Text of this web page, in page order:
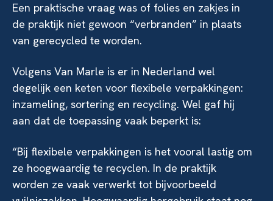
Een praktische vraag was of folies en zakjes in
de praktijk niet gewoon “verbranden” in plaats
van gerecycled te worden.
Volgens Van Marle is er in Nederland wel
degelijk een keten voor flexibele verpakkingen:
inzameling, sortering en recycling. Wel gaf hij
aan dat de toepassing vaak beperkt is:
“Bij flexibele verpakkingen is het vooral lastig om
ze hoogwaardig te recyclen. In de praktijk
worden ze vaak verwerkt tot bijvoorbeeld